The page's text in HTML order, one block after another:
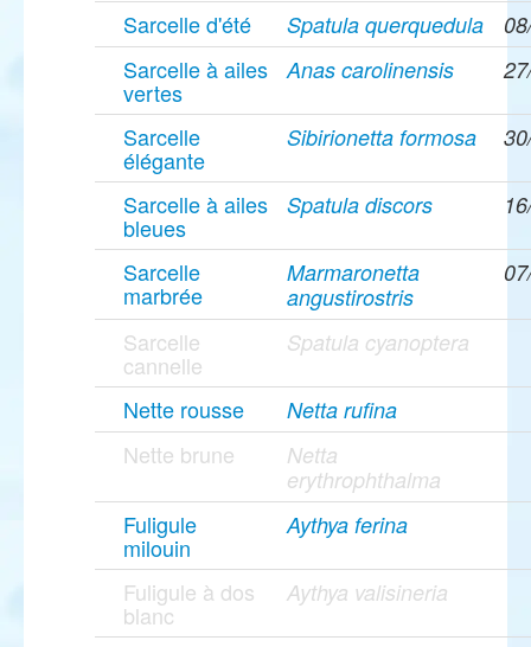
Sarcelle d'été Spatula querquedula
Sarcelle à ailes
vertes
Anas carolinensis
Sarcelle
élégante
Sibirionetta formosa
Sarcelle à ailes
bleues
Spatula discors
Sarcelle
marbrée
Marmaronetta
angustirostris
Sarcelle
cannelle
Spatula cyanoptera
Nette rousse Netta rufina
Nette brune
Netta
erythrophthalma
Fuligule
milouin
Aythya ferina
Fuligule à dos
blanc
Aythya valisineria